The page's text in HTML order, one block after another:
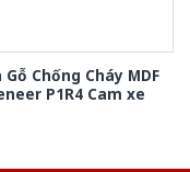
Gỗ Chống Cháy MDF
P1R4 Cam xe